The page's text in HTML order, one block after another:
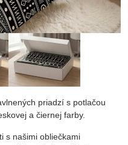
priadzí s potlačou
a čiernej farby.
s našimi obliečkami